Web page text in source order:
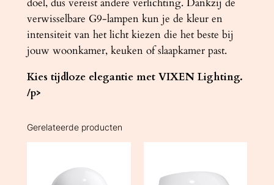
verwisselbare G9-lampen kun je de kleur en
intensiteit van het licht kiezen die het beste bij
jouw woonkamer, keuken of slaapkamer past.
Kies tijdloze elegantie met VIXEN Lighting.
/p>
Gerelateerde producten